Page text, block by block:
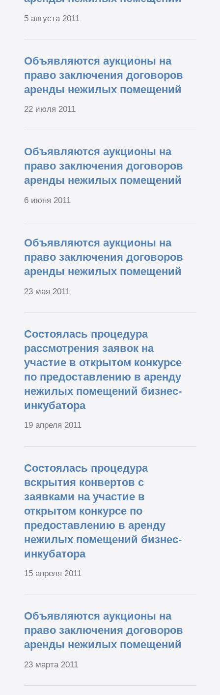
5 августа 2011
Объявляются аукционы на
право заключения договоров
аренды нежилых помещений
22 июля 2011
Объявляются аукционы на
право заключения договоров
аренды нежилых помещений
6 июня 2011
Объявляются аукционы на
право заключения договоров
аренды нежилых помещений
23 мая 2011
Состоялась процедура
рассмотрения заявок на
участие в открытом конкурсе
по предоставлению в аренду
нежилых помещений бизнес-
инкубатора
19 апреля 2011
Состоялась процедура
вскрытия конвертов с
заявками на участие в
открытом конкурсе по
предоставлению в аренду
нежилых помещений бизнес-
инкубатора
15 апреля 2011
Объявляются аукционы на
право заключения договоров
аренды нежилых помещений
23 марта 2011